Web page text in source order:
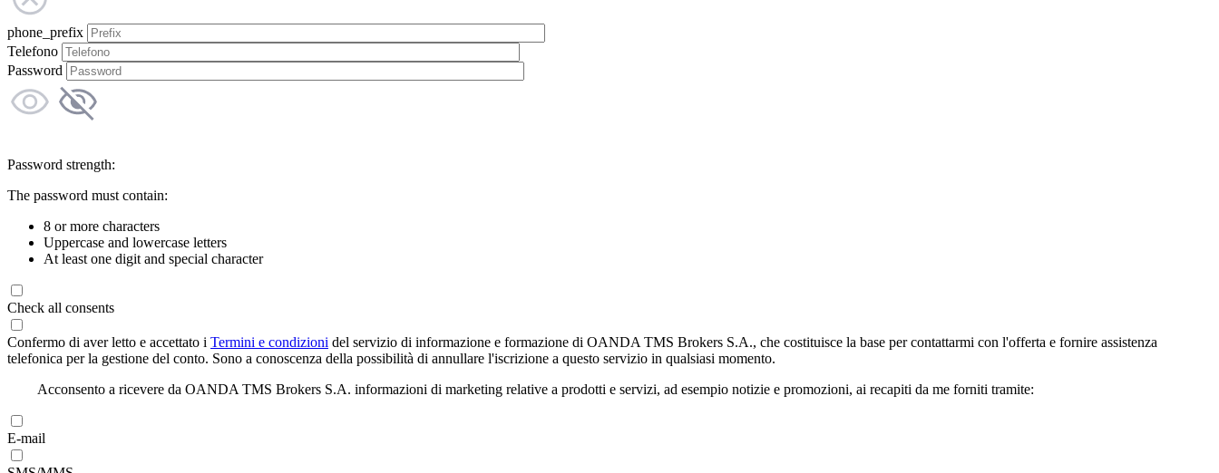
phone_prefix
Telefono
Password
Password strength:
The password must contain:
8 or more characters
Uppercase and lowercase letters
At least one digit and special character
Check all consents
Confermo di aver letto e accettato i Termini e condizioni del servizio di informazione e formazione di OANDA TMS Brokers S.A., che costituisce la base per contattarmi con l'offerta e fornire assistenza
telefonica per la gestione del conto. Sono a conoscenza della possibilità di annullare l'iscrizione a questo servizio in qualsiasi momento.
Acconsento a ricevere da OANDA TMS Brokers S.A. informazioni di marketing relative a prodotti e servizi, ad esempio notizie e promozioni, ai recapiti da me forniti tramite:
E-mail